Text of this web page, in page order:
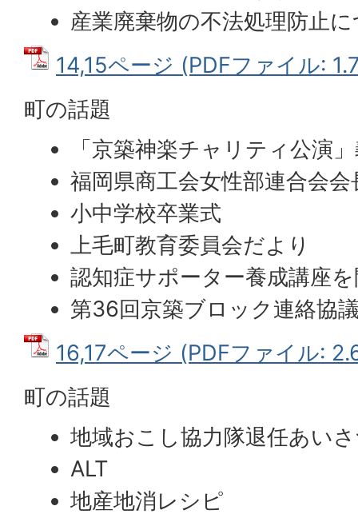
産業廃棄物の不法処理防止
14,15ページ (PDFファイル:
町の話題
「京築神楽チャリティ公演
福岡県商工会女性部連合会会
小中学校卒業式
上毛町教育委員会だより
認知症サポーター養成講座
第36回京築ブロック連絡協
16,17ページ (PDFファイル:
町の話題
地域おこし協力隊退任あい
ALT
地産地消レシピ